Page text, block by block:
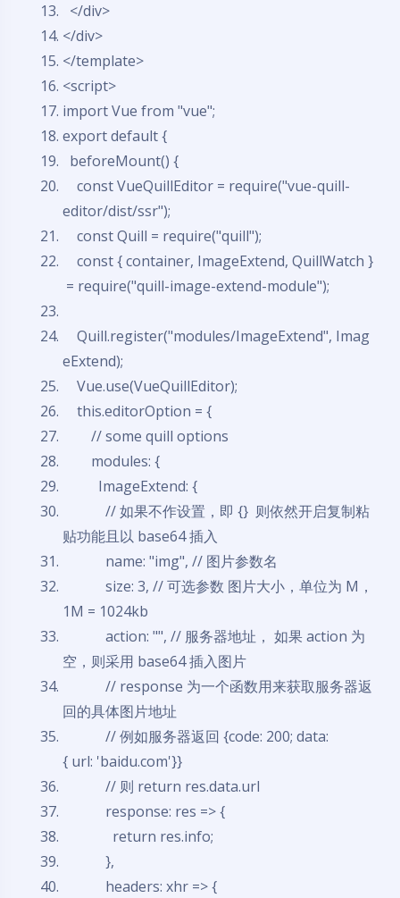
</div>
</div>
</template>
<script>
importVue from "vue";
exportdefault{
beforeMount() {
constVueQuillEditor = require("vue-quill-
editor/dist/ssr");
constQuill = require("quill");
const{ container, ImageExtend, QuillWatch }
= require("quill-image-extend-module");
Quill.register("modules/ImageExtend", Imag
eExtend);
Vue.use(VueQuillEditor);
this.editorOption = {
// some quill options
modules: {
ImageExtend: {
// 如果不作设置，即 {} 则依然开启复制粘
贴功能且以 base64 插入
name: "img", // 图片参数名
size: 3, // 可选参数 图片大小，单位为 M，
1M = 1024kb
action: "", // 服务器地址， 如果 action 为
空，则采用 base64 插入图片
// response 为一个函数用来获取服务器返
回的具体图片地址
// 例如服务器返回 {code: 200; data:
{ url: 'baidu.com'}}
// 则 return res.data.url
response: res => {
return res.info;
},
headers: xhr => {